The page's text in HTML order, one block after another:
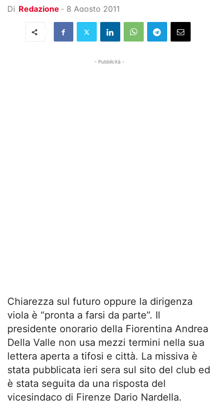
Di Redazione - 8 Agosto 2011
- Pubblicità -
Chiarezza sul futuro oppure la dirigenza
viola è “pronta a farsi da parte”. Il
presidente onorario della Fiorentina Andrea
Della Valle non usa mezzi termini nella sua
lettera aperta a tifosi e città. La missiva è
stata pubblicata ieri sera sul sito del club ed
è stata seguita da una risposta del
vicesindaco di Firenze Dario Nardella.